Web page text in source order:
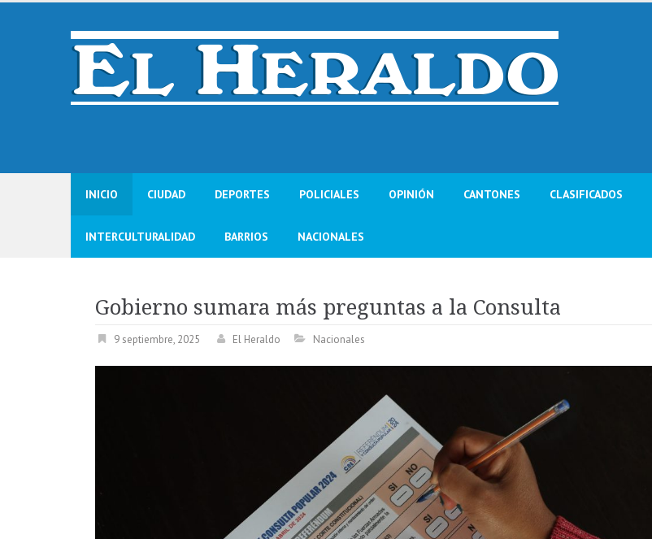
Skip
INICIO CIUDAD DEPORTES POLICIALES OPINIÓN CANTONES CLASIFICADOS
INTERCULTURALIDAD BARRIOS NACIONALES
Gobierno sumara más preguntas a la Consulta
9 septiembre, 2025 El Heraldo Nacionales